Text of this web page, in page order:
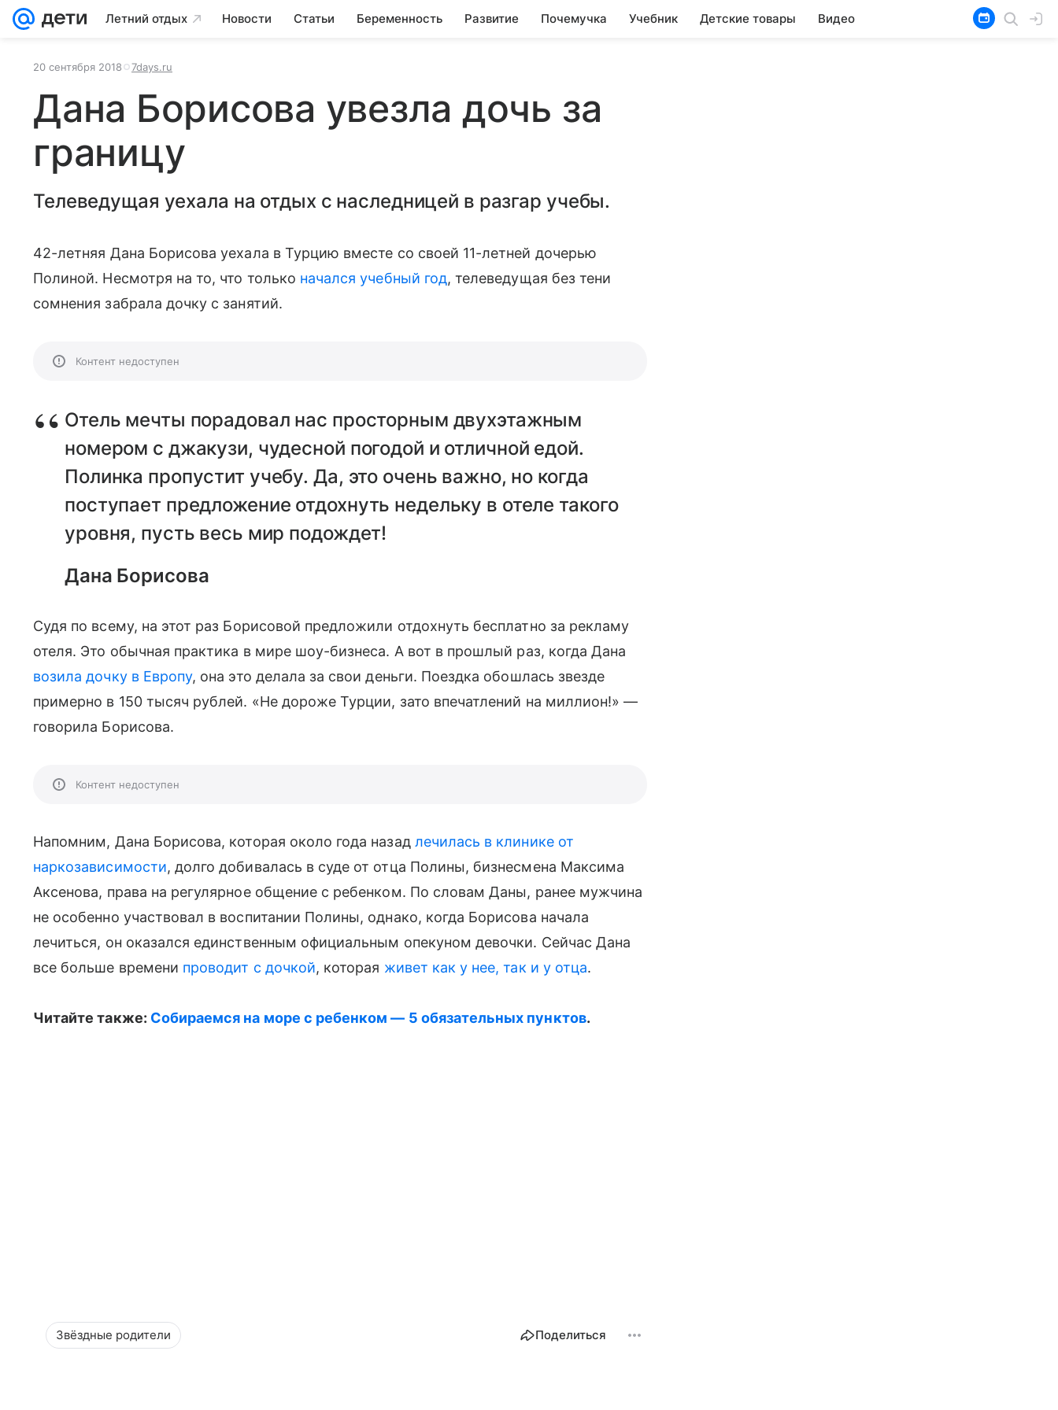
Летний отдых Новости Статьи Беременность Развитие Почемучка Учебник Детские товары Видео
20 сентября 2018 7days.ru
Дана Борисова увезла дочь за
границу
Телеведущая уехала на отдых с наследницей в разгар учебы.
42-летняя Дана Борисова уехала в Турцию вместе со своей 11-летней дочерью
Полиной. Несмотря на то, что только начался учебный год, телеведущая без тени
сомнения забрала дочку с занятий.
Контент недоступен
Отель мечты порадовал нас просторным двухэтажным
номером с джакузи, чудесной погодой и отличной едой.
Полинка пропустит учебу. Да, это очень важно, но когда
поступает предложение отдохнуть недельку в отеле такого
уровня, пусть весь мир подождет!
Дана Борисова
Судя по всему, на этот раз Борисовой предложили отдохнуть бесплатно за рекламу
отеля. Это обычная практика в мире шоу-бизнеса. А вот в прошлый раз, когда Дана
возила дочку в Европу, она это делала за свои деньги. Поездка обошлась звезде
примерно в 150 тысяч рублей. «Не дороже Турции, зато впечатлений на миллион!» —
говорила Борисова.
Контент недоступен
Напомним, Дана Борисова, которая около года назад лечилась в клинике от
наркозависимости, долго добивалась в суде от отца Полины, бизнесмена Максима
Аксенова, права на регулярное общение с ребенком. По словам Даны, ранее мужчина
не особенно участвовал в воспитании Полины, однако, когда Борисова начала
лечиться, он оказался единственным официальным опекуном девочки. Сейчас Дана
все больше времени проводит с дочкой, которая живет как у нее, так и у отца.
Читайте также: Собираемся на море с ребенком — 5 обязательных пунктов.
Звёздные родители Поделиться